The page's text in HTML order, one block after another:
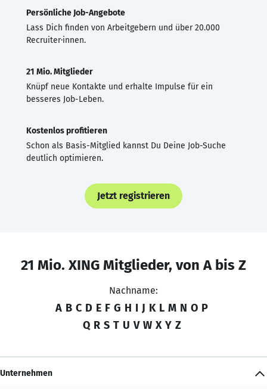
Persönliche Job-Angebote
Lass Dich finden von Arbeitgebern und über 20.000
Recruiter·innen.
21 Mio. Mitglieder
Knüpf neue Kontakte und erhalte Impulse für ein
besseres Job-Leben.
Kostenlos profitieren
Schon als Basis-Mitglied kannst Du Deine Job-Suche
deutlich optimieren.
Jetzt registrieren
21 Mio. XING Mitglieder, von A bis Z
Nachname:
A B C D E F G H I J K L M N O P
Q R S T U V W X Y Z
Unternehmen